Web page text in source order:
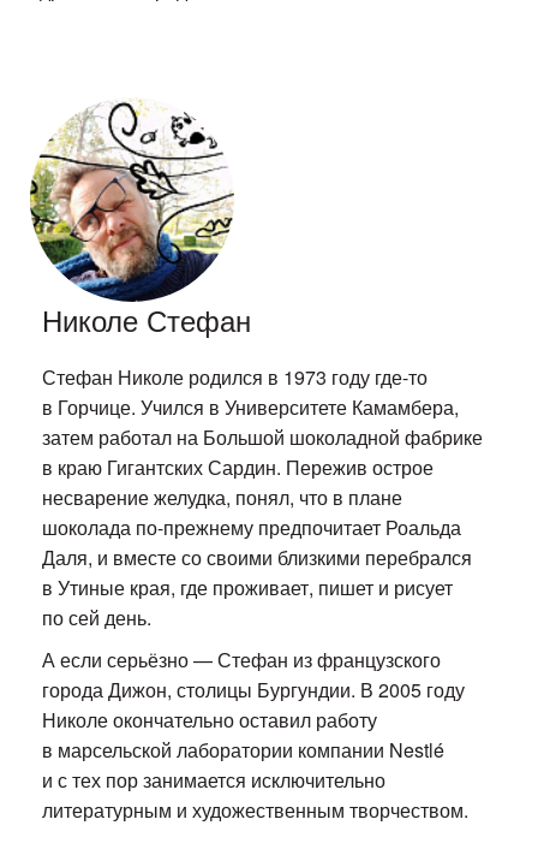
Николе Стефан
Стефан Николе родился в 1973 году где-то
в Горчице. Учился в Университете Камамбера,
затем работал на Большой шоколадной фабрике
в краю Гигантских Сардин. Пережив острое
несварение желудка, понял, что в плане
шоколада по-прежнему предпочитает Роальда
Даля, и вместе со своими близкими перебрался
в Утиные края, где проживает, пишет и рисует
по сей день.
А если серьёзно — Стефан из французского
города Дижон, столицы Бургундии. В 2005 году
Николе окончательно оставил работу
в марсельской лаборатории компании Nestlé
и с тех пор занимается исключительно
литературным и художественным творчеством.